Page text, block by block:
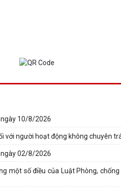
ngày 10/8/2026
với người hoạt động không chuyên
ngày 02/8/2026
một số điều của Luật Phòng,